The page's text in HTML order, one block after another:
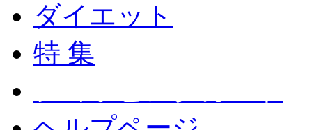
ダイエット
特 集